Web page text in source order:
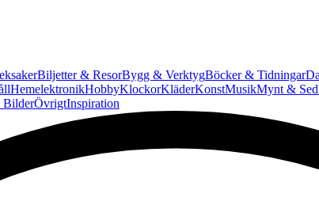
Biljetter & ResorBygg & VerktygBöcker & Tidningar
HemelektronikHobbyKlockorKläderKonstMusikMynt &
BilderÖvrigtInspiration